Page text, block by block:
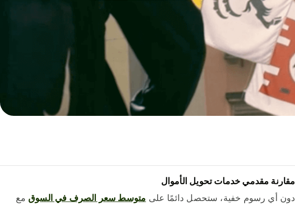
مقارنة مقدمي خدمات تحويل الأموال
دون أي رسوم خفية، ستحصل دائمًا على متوسط ​​سعر الصرف في السوق مع